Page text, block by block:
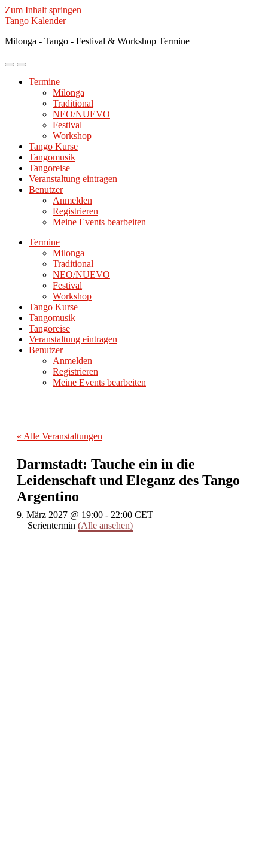
Zum Inhalt springen
Tango Kalender
Milonga - Tango - Festival & Workshop Termine
Mobile-
ein-/ausblenden
Suchfeld
ein-/ausblenden
Termine
Milonga
Traditional
NEO/NUEVO
Festival
Workshop
Tango Kurse
Tangomusik
Tangoreise
Veranstaltung eintragen
Benutzer
Anmelden
Registrieren
Meine Events bearbeiten
Termine
Milonga
Traditional
NEO/NUEVO
Festival
Workshop
Tango Kurse
Tangomusik
Tangoreise
Veranstaltung eintragen
Benutzer
Anmelden
Registrieren
Meine Events bearbeiten
« Alle Veranstaltungen
Darmstadt: Tauche ein in die
Leidenschaft und Eleganz des Tango
Argentino
9. März 2027 @ 19:00 - 22:00 CET
Serientermin (Alle ansehen)